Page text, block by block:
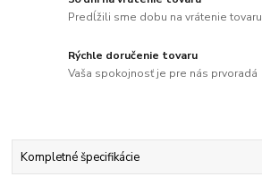
Predĺžili sme dobu na vrátenie tovaru
Rýchle doručenie tovaru
Vaša spokojnosť je pre nás prvoradá
Kompletné špecifikácie